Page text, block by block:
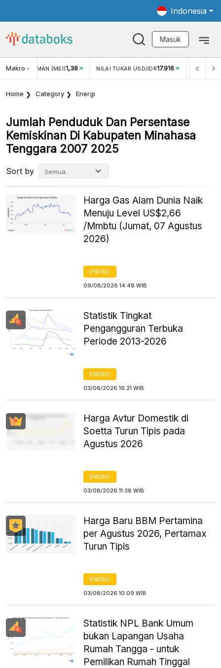
Indonesia
Masuk
MakroWISMAN (MEI)1,38 NILAI TUKAR USD/IDR17.916 INFLASI
Home Category Energi
Jumlah Penduduk Dan Persentase
Kemiskinan Di Kabupaten Minahasa
Tenggara 2007 2025
Sort by
Harga Gas Alam Dunia Naik
Menuju Level US$2,66
/Mmbtu (Jumat, 07 Agustus
2026)
ENERGI
09/08/2026 14:48 WIB
Statistik Tingkat
Pengangguran Terbuka
Periode 2013-2026
ENERGI
03/08/2026 16:21 WIB
Harga Avtur Domestik di
Soetta Turun Tipis pada
Agustus 2026
ENERGI
03/08/2026 11:38 WIB
Harga Baru BBM Pertamina
per Agustus 2026, Pertamax
Turun Tipis
ENERGI
03/08/2026 10:09 WIB
Statistik NPL Bank Umum
bukan Lapangan Usaha
Rumah Tangga - untuk
Pemilikan Rumah Tinggal